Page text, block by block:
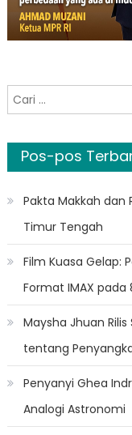
Cari
untuk:
Pos-pos
Pakta Makkah dan
Timur Tengah
Film Kuasa Gelap:
Format IMAX pada
Maysha Jhuan Rilis
tentang
Penyanyi Ghea
Analogi Astronomi